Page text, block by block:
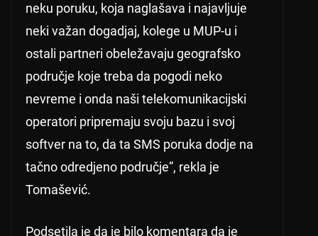
neku poruku, koja naglašava i najavljuje
neki važan dogadjaj, kolege u MUP-u i
ostali partneri obeležavaju geografsko
područje koje treba da pogodi neko
nevreme i onda naši telekomunikacijski
operatori pripremaju svoju bazu i svoj
softver na to, da ta SMS poruka dodje na
tačno odredjeno područje”, rekla je
Tomašević.
Podsetila je da je bilo komentara da je